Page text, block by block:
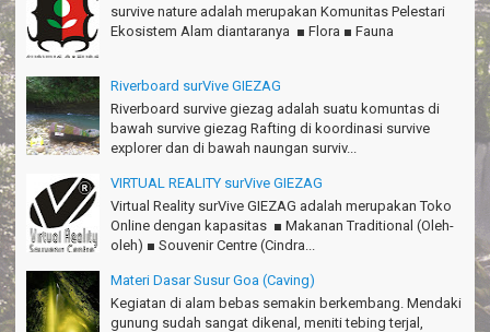
Pokonya seru, Amazing gmana?!
Susi - Cimahi
Thanks Gn.Ciremai mantap
Rian - Surabaya
Thanks!Green canyon Amazing
TRIms Team surVive atas panduan wisata Kabupaten
Pangandaran
Jacky - Depok
Haturnuhun kang Arief, Citumang seru!
Risna - Garut
survive nature adalah merupakan Komunitas Pelestari
Ekosistem Alam diantaranya ■ Flora ■ Fauna
Riverboard surVive GIEZAG
Riverboard survive giezag adalah suatu komuntas di
bawah survive giezag Rafting di koordinasi survive
explorer dan di bawah naungan surviv...
VIRTUAL REALITY surVive GIEZAG
Virtual Reality surVive GIEZAG adalah merupakan Toko
Online dengan kapasitas ■ Makanan Traditional (Oleh-
oleh) ■ Souvenir Centre (Cindra...
Materi Dasar Susur Goa (Caving)
Kegiatan di alam bebas semakin berkembang. Mendaki
gunung sudah sangat dikenal, meniti tebing terjal,